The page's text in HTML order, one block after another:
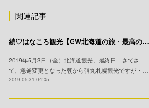
関連記事
続♡はなころ観光【GW北海道の旅・最高の観光地編】
2019年5月3日（金）北海道観光、最終日！さてさ
て、急遽変更となった朝から弾丸札幌観光ですが・…
2019.05.31 04:35